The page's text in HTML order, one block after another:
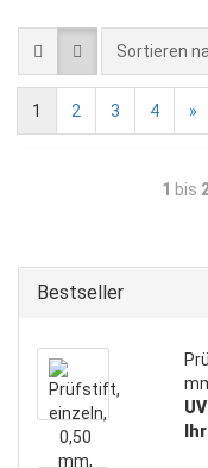
Sortieren
1 2 3 4 »
1 bis
Bestseller